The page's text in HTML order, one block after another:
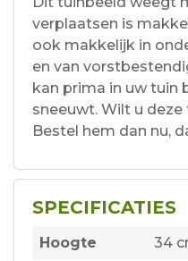
verplaatsen is
ook makkelijk in
en van
kan prima in uw tuin
sneeuwt. Wilt u
Bestel hem dan nu,
SPECIFICATIES
Hoogte
34